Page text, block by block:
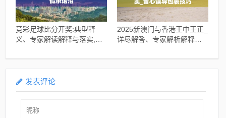
竞彩足球比分开奖:典型释
义、专家解读解释与落实​,远
2025新澳门与香港王中王正_
详尽解答、专家解析解释与
发表评论